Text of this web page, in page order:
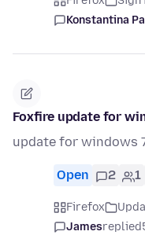
Konstantina
Foxfire update for
update for windows
Open 2 1
Firefox
Jamesreplied